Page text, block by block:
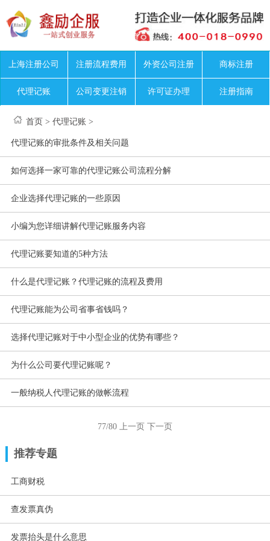
上海注册公司 注册流程费用 外资公司注册 商标注册
代理记账 公司变更注销 许可证办理 注册指南
首页 >代理记账 >
代理记账的审批条件及相关问题
如何选择一家可靠的代理记账公司流程分解
企业选择代理记账的一些原因
小编为您详细讲解代理记账服务内容
代理记账要知道的5种方法
什么是代理记账？代理记账的流程及费用
代理记账能为公司省事省钱吗？
选择代理记账对于中小型企业的优势有哪些？
为什么公司要代理记账呢？
一般纳税人代理记账的做帐流程
77/80 上一页 下一页
推荐专题
工商财税
查发票真伪
发票抬头是什么意思